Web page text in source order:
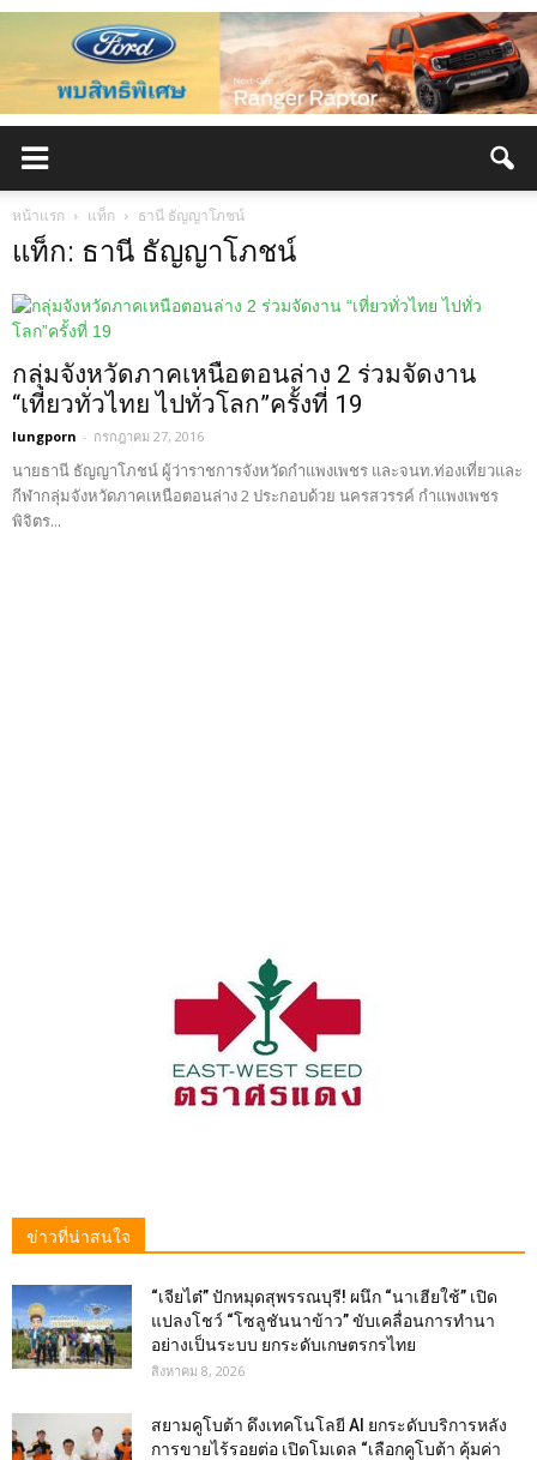
หน้าแรก แท็ก ธานี ธัญญาโภชน์
แท็ก: ธานี ธัญญาโภชน์
กลุ่มจังหวัดภาคเหนือตอนล่าง 2 ร่วมจัดงาน
“เที่ยวทั่วไทย ไปทั่วโลก”ครั้งที่ 19
lungporn - กรกฎาคม 27, 2016
นายธานี ธัญญาโภชน์ ผู้ว่าราชการจังหวัดกำแพงเพชร และจนท.ท่องเที่ยวและ
กีฬากลุ่มจังหวัดภาคเหนือตอนล่าง 2 ประกอบด้วย นครสวรรค์ กำแพงเพชร
พิจิตร...
ข่าวที่น่าสนใจ
“เจียไต๋” ปักหมุดสุพรรณบุรี! ผนึก “นาเฮียใช้” เปิด
แปลงโชว์ “โซลูชันนาข้าว” ขับเคลื่อนการทำนา
อย่างเป็นระบบ ยกระดับเกษตรกรไทย
สิงหาคม 8, 2026
สยามคูโบต้า ดึงเทคโนโลยี AI ยกระดับบริการหลัง
การขายไร้รอยต่อ เปิดโมเดล “เลือกคูโบต้า คุ้มค่า